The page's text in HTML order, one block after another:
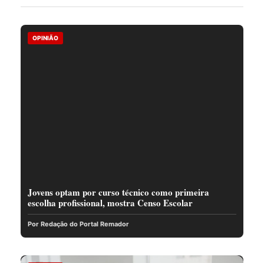
OPINIÃO
Jovens optam por curso técnico como primeira
escolha profissional, mostra Censo Escolar
Por Redação do Portal Remador